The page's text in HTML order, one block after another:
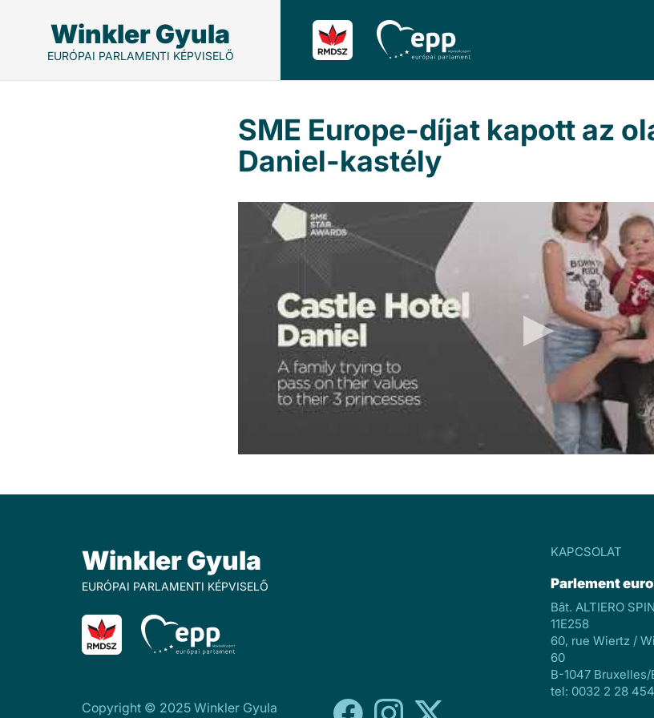
Winkler Gyula
EURÓPAI PARLAMENTI KÉPVISELŐ
SME Europe-díjat kapott az
Daniel-kastély
Winkler Gyula
EURÓPAI PARLAMENTI KÉPVISELŐ
Copyright © 2025 Winkler Gyula
KAPCSOLAT
Parlement
Bât. ALTIERO
11E258
60, rue Wiertz /
60
B-1047 Bruxelles/
tel: 0032 2 28